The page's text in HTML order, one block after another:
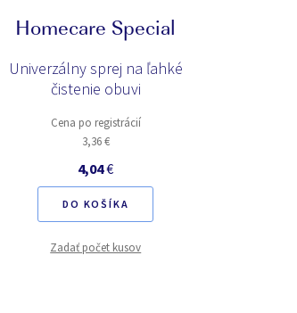
Homecare Special
Univerzálny sprej na ľahké
čistenie obuvi
Cena po registrácií
3,36 €
4,04€
DO KOŠÍKA
Zadať počet kusov